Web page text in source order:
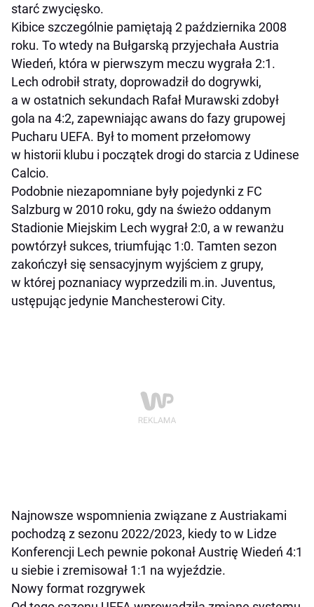
starć zwycięsko.
Kibice szczególnie pamiętają 2 października 2008
roku. To wtedy na Bułgarską przyjechała Austria
Wiedeń, która w pierwszym meczu wygrała 2:1.
Lech odrobił straty, doprowadził do dogrywki,
a w ostatnich sekundach Rafał Murawski zdobył
gola na 4:2, zapewniając awans do fazy grupowej
Pucharu UEFA. Był to moment przełomowy
w historii klubu i początek drogi do starcia z Udinese
Calcio.
Podobnie niezapomniane były pojedynki z FC
Salzburg w 2010 roku, gdy na świeżo oddanym
Stadionie Miejskim Lech wygrał 2:0, a w rewanżu
powtórzył sukces, triumfując 1:0. Tamten sezon
zakończył się sensacyjnym wyjściem z grupy,
w której poznaniacy wyprzedzili m.in. Juventus,
ustępując jedynie Manchesterowi City.
Najnowsze wspomnienia związane z Austriakami
pochodzą z sezonu 2022/2023, kiedy to w Lidze
Konferencji Lech pewnie pokonał Austrię Wiedeń 4:1
u siebie i zremisował 1:1 na wyjeździe.
Nowy format rozgrywek